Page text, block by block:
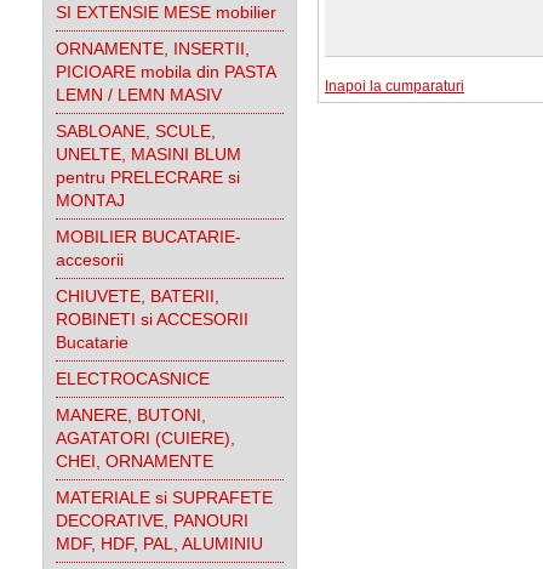
SI EXTENSIE MESE mobilier
ORNAMENTE, INSERTII,
PICIOARE mobila din PASTA
LEMN / LEMN MASIV
SABLOANE, SCULE,
UNELTE, MASINI BLUM
pentru PRELECRARE si
MONTAJ
MOBILIER BUCATARIE-
accesorii
CHIUVETE, BATERII,
ROBINETI si ACCESORII
Bucatarie
ELECTROCASNICE
MANERE, BUTONI,
AGATATORI (CUIERE),
CHEI, ORNAMENTE
MATERIALE si SUPRAFETE
DECORATIVE, PANOURI
MDF, HDF, PAL, ALUMINIU
Inapoi la cumparaturi